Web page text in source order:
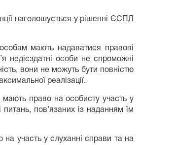
наголошується у рішенні ЄСПЛ
мають надаватися правові
недієздатні особи не спроможні
вони не можуть бути повністю
реалізації.
мають право на особисту участь у
пов’язаних із наданням їм
участь у слуханні справи та на